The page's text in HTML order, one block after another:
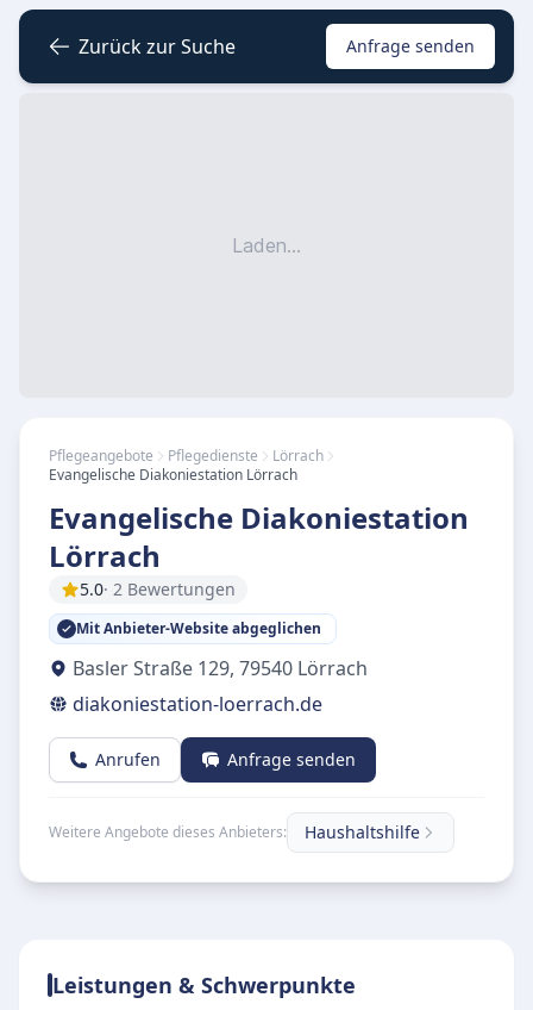
Zurück zur Suche Anfrage senden
Laden...
Pflegeangebote Pflegedienste
Lörrach
Evangelische Diakoniestation Lörrach
Evangelische Diakoniestation
Lörrach
5.0· 2 Bewertungen
Mit Anbieter-Website abgeglichen
Basler Straße 129, 79540 Lörrach
diakoniestation-loerrach.de
Anrufen Anfrage senden
Weitere Angebote dieses Anbieters: Haushaltshilfe
Leistungen & Schwerpunkte